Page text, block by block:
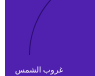
غروب الشمس